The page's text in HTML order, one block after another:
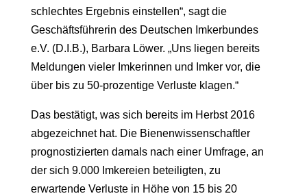
schlechtes Ergebnis einstellen“, sagt die
Geschäftsführerin des Deutschen Imkerbundes
e.V. (D.I.B.), Barbara Löwer. „Uns liegen bereits
Meldungen vieler Imkerinnen und Imker vor, die
über bis zu 50-prozentige Verluste klagen.“
Das bestätigt, was sich bereits im Herbst 2016
abgezeichnet hat. Die Bienenwissenschaftler
prognostizierten damals nach einer Umfrage, an
der sich 9.000 Imkereien beteiligten, zu
erwartende Verluste in Höhe von 15 bis 20